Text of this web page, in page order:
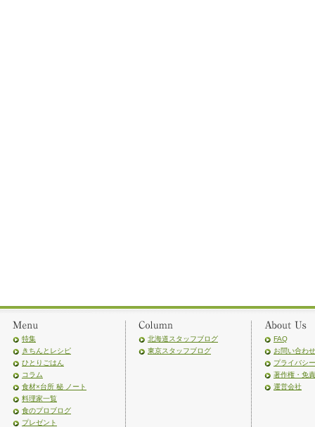
特集
きちんとレシピ
ひとりごはん
コラム
食材×台所 秘 ノート
料理家一覧
食のプロブログ
プレゼント
北海道スタッフブログ
東京スタッフブログ
FAQ
お問い合わせ
プライバシ
著作権・免
運営会社